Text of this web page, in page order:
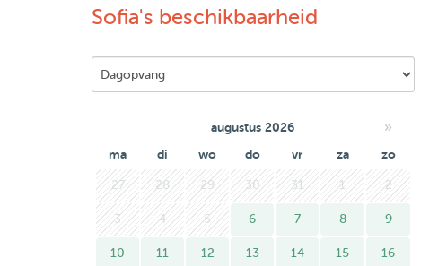
I love animals very much and I am sure that I can
a great yard at home where your pet can frolic, I also
If you have any questions, write, I will be happy to
looking forward to meeting your pet!
Sofia's beschikbaarheid
augustus 2026 »
ma di wo do vr za zo
27 28 29 30 31 1 2
3 4 5 6 7 8 9
10 11 12 13 14 15 16